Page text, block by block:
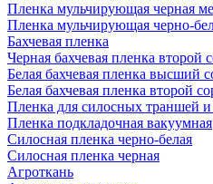
Пленка мульчирующая черная
Пленка мульчирующая черно-
Бахчевая пленка
Черная бахчевая пленка второй
Белая бахчевая пленка высший
Белая бахчевая пленка второй
Пленка для силосных траншей и
Пленка подкладочная вакуумная
Силосная пленка черно-белая
Силосная пленка черная
Агроткань